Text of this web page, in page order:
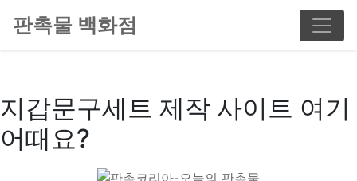
판촉물 백화점
지갑문구세트 제작 사이트 여기
어때요?